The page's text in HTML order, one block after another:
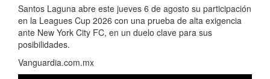
Santos Laguna abre este jueves 6 de agosto su participación
en la Leagues Cup 2026 con una prueba de alta exigencia
ante New York City FC, en un duelo clave para sus
posibilidades.
Vanguardia.com.mx